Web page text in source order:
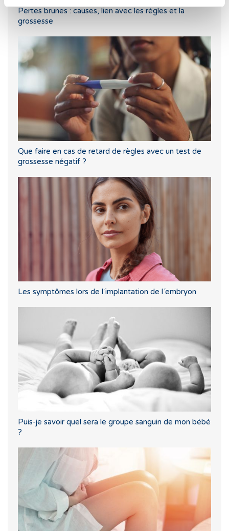
Pertes brunes : causes, lien avec les règles et la
grossesse
Que faire en cas de retard de règles avec un test de
grossesse négatif ?
Les symptômes lors de l´implantation de l´embryon
Puis-je savoir quel sera le groupe sanguin de mon bébé
?